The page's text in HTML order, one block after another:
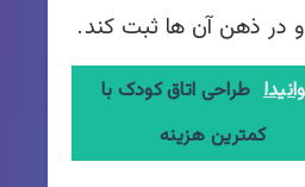
در ذهن آن ها ثبت کند.
طراحی اتاق کودک با
کمترین هزینه